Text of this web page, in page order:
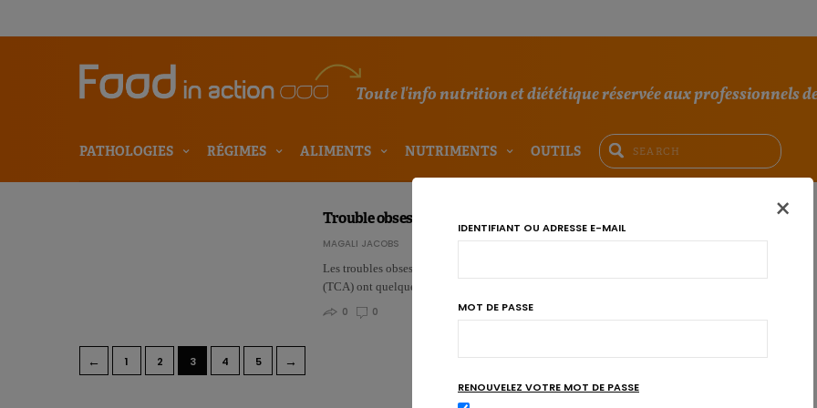
Toute l'info nutrition et diététique réservée aux professionnels
PATHOLOGIES RÉGIMES ALIMENTS NUTRIMENTS OUTILS
Trouble obsessionnel compulsif ou alimentaire?
MAGALI JACOBS
Les troubles obsessionnels compulsifs (TOC) et les troubles du comportement alimentaire
(TCA) ont quelques points communs, mais restent néanmoins des pathol…
0
0
← 1 2 3 4 5 →
×
IDENTIFIANT OU ADRESSE E-MAIL
MOT DE PASSE
RENOUVELEZ VOTRE MOT DE PASSE